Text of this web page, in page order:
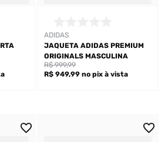
ADIDAS
JAQUETA ADIDAS PREMIUM
ORIGINALS MASCULINA
R$ 949,99 no pix à vista
R$ 999,99